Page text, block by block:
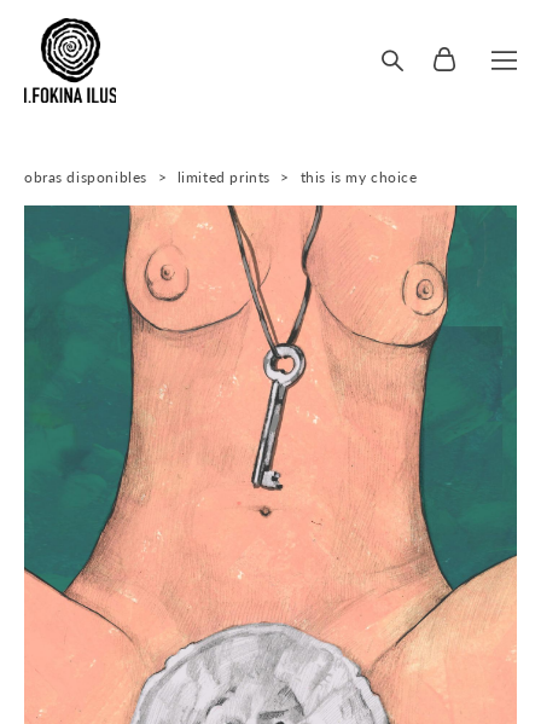
obras disponibles > limited prints > this is my choice